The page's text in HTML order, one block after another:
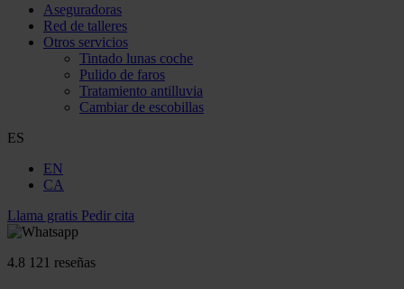
Aseguradoras
Red de talleres
Otros servicios
Tintado lunas coche
Pulido de faros
Tratamiento antilluvia
Cambiar de escobillas
ES
EN
CA
Llama gratis Pedir cita
4.8 121 reseñas